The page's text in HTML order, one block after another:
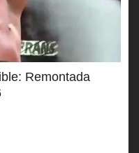
Remontada